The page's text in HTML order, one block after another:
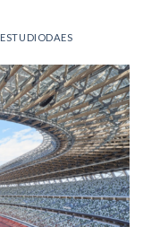
ESTUDIODAES